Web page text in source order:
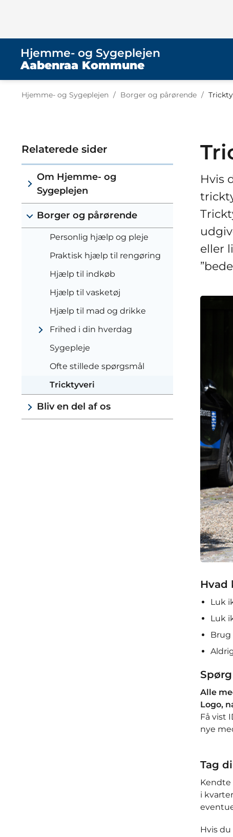
Hjemme- og Sygeplejen
Aabenraa Kommune
Hjemme- og Sygeplejen / Tilbage til
Borger og pårørende /
Relaterede sider
Om Hjemme- og
Sygeplejen
Borger og pårørende
Personlig hjælp og pleje
Praktisk hjælp til rengøring
Hjælp til indkøb
Hjælp til vasketøj
Hjælp til mad og drikke
Frihed i din hverdag
Sygepleje
Ofte stillede spørgsmål
Tricktyveri
Bliv en del af os
Hvis
eller
Hvad
Luk
Luk
Brug
Alle
Logo,
Få vist
nye
Tag
Kendte
i
Hvis